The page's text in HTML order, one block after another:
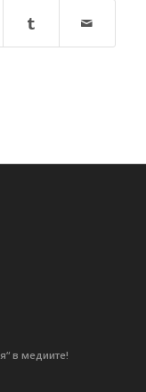
в медиите!